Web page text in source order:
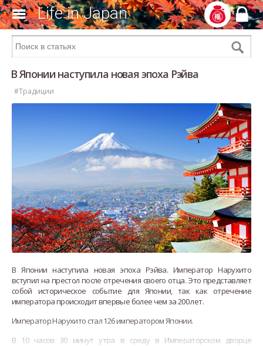
Life in Japan
В Японии наступила новая эпоха Рэйва
#Традиции
В Японии наступила новая эпоха Рэйва. Император Нарухито
вступил на престол после отречения своего отца. Это представляет
собой историческое событие для Японии, так как отречение
императора происходит впервые более чем за 200 лет.
Император Нарухито стал 126 императором Японии.
В 10 часов 30 минут утра в среду в Императорском дворце